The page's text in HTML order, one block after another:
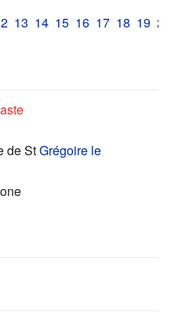
13 14 15 16 17 18 19 20
de StGrégoire le